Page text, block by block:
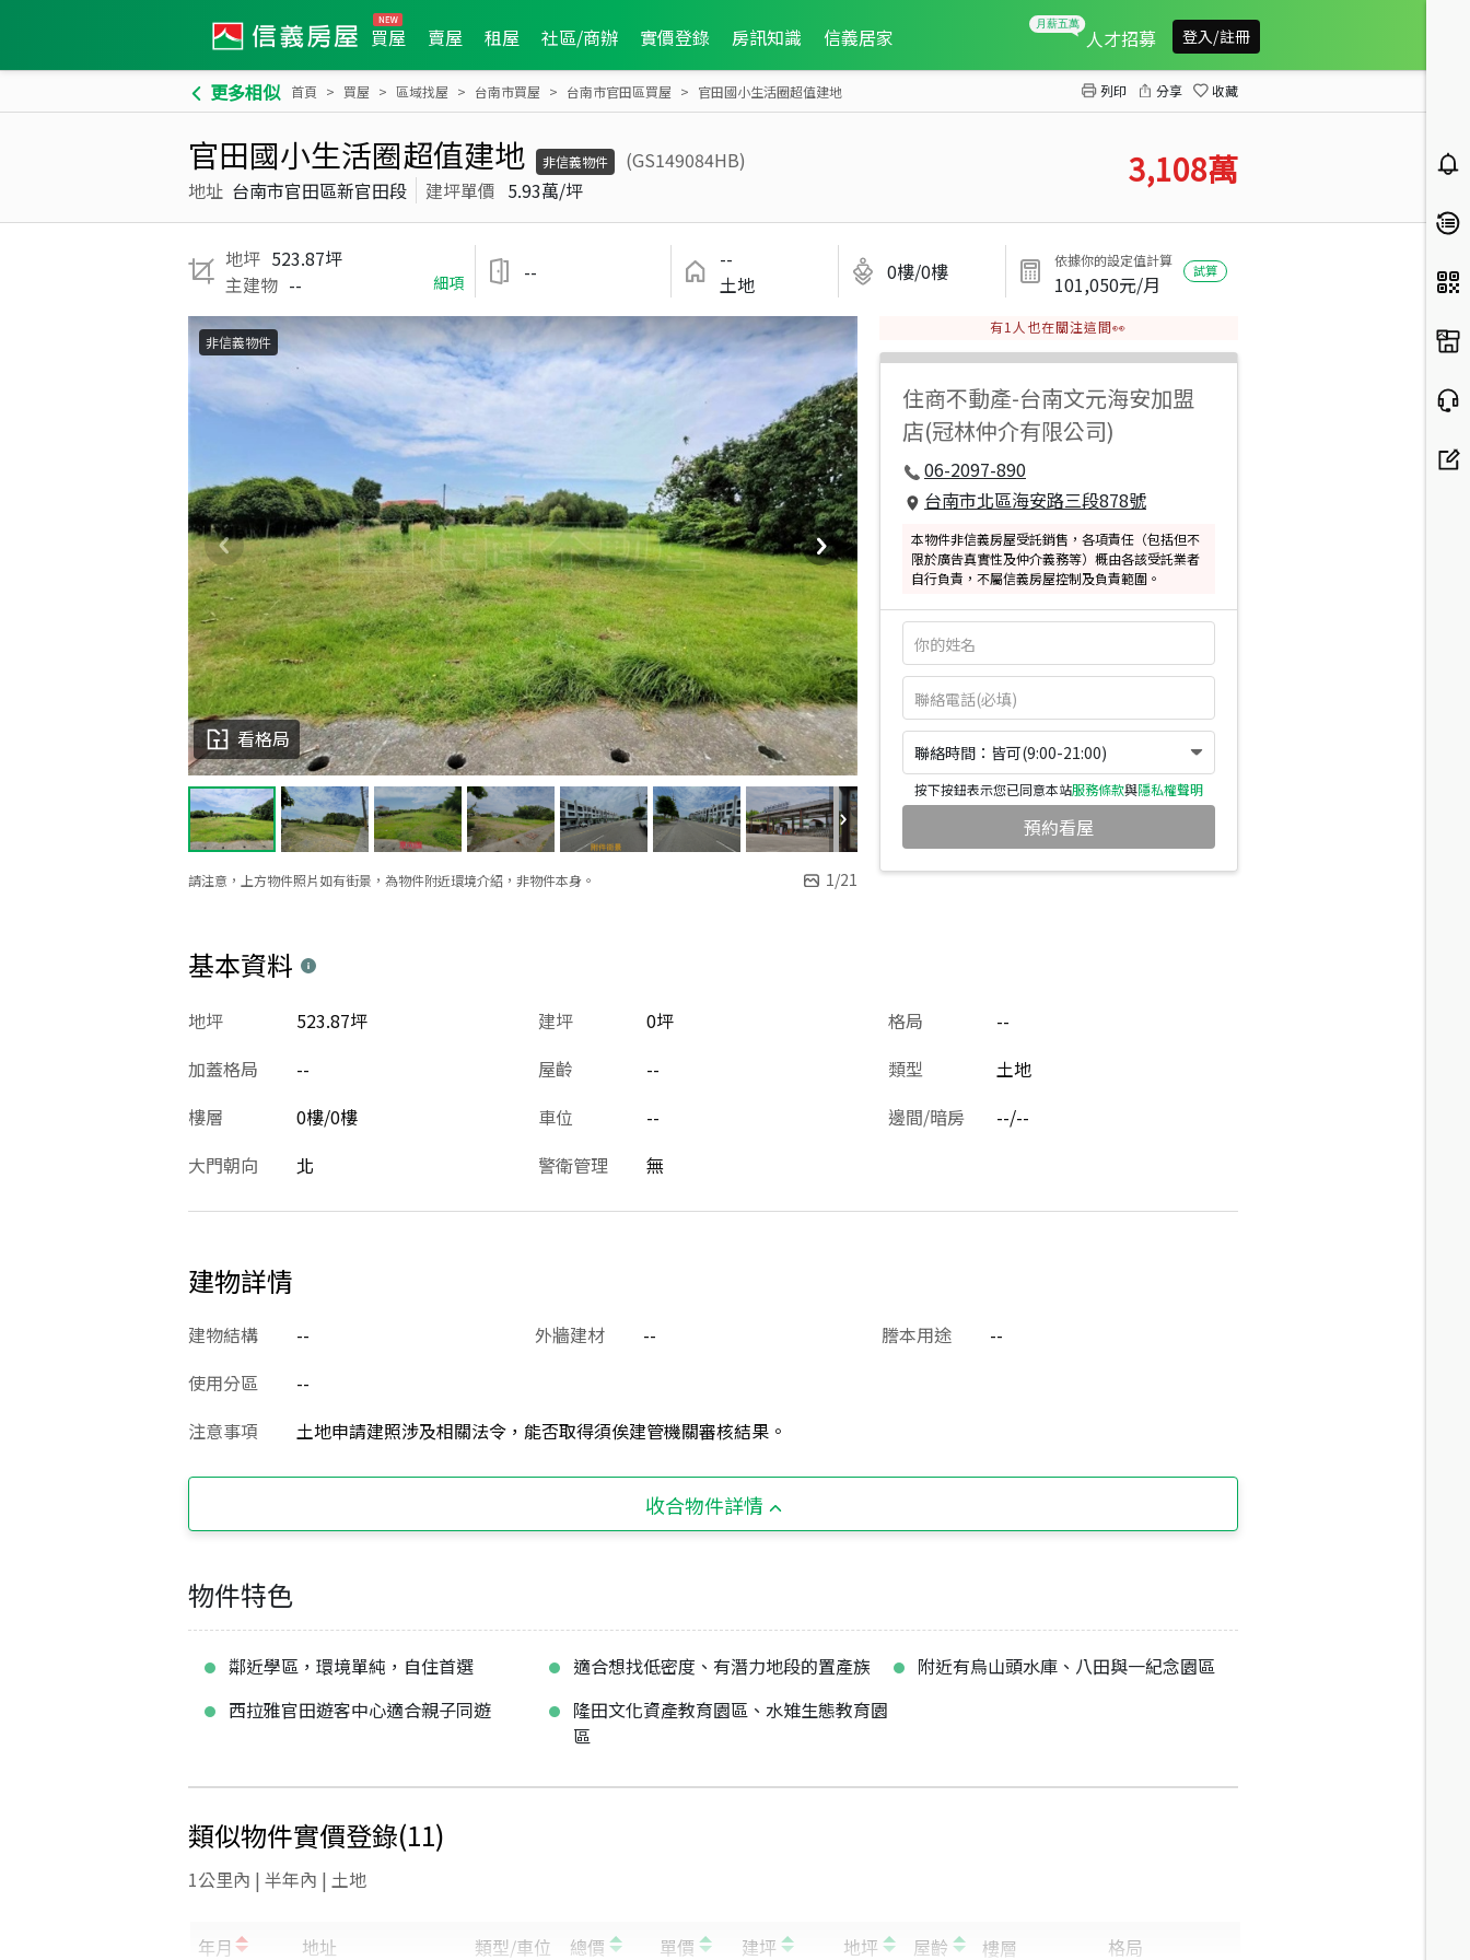
買屋 賣屋 租屋 社區/商辦 實價登錄 房訊知識 信義居家 人才招募 登入/註冊
更多相似 首頁 買屋 區域找屋 台南市買屋 台南市官田區買屋 官田國小生活圈超值建地 列印 分享 收藏
官田國小生活圈超值建地 非信義物件
(GS149084HB)
地址 台南市官田區新官田段 建坪單價 5.93萬/坪 3,108萬
地坪 523.87坪
主建物 -- 細項 --
--
土地
0樓/0樓 依據你的設定值計算
101,050元/月
試算
請注意，上方物件照片如有街景，為物件附近環境介紹，非物件本身。 1/21
看格局
非信義物件
有1 人也在關注這間👀
住商不動產-台南文元海安加盟
店(冠林仲介有限公司)
06-2097-890
台南市北區海安路三段878號
本物件非信義房屋受託銷售，各項責任（包括但不
限於廣告真實性及仲介義務等）概由各該受託業者
自行負責，不屬信義房屋控制及負責範圍。
聯絡時間：皆可(9:00-21:00)
按下按鈕表示您已同意本站服務條款與隱私權聲明
預約看屋
基本資料
建坪 0坪
地坪 523.87坪 格局
--
加蓋格局
-- 屋齡 -- 類型
土地
樓層
0樓/0樓 車位 -- 邊間/暗房
--/--
大門朝向
北 警衛管理 無
建物詳情
建物結構 -- 外牆建材 -- 謄本用途
--
使用分區
--
注意事項
土地申請建照涉及相關法令，能否取得須俟建管機關審核結果。
收合物件詳情
物件特色
鄰近學區，環境單純，自住首選 適合想找低密度、有潛力地段的置產族
附近有烏山頭水庫、八田與一紀念園區
西拉雅官田遊客中心適合親子同遊
隆田文化資產教育園區、水雉生態教育園
區
類似物件實價登錄(11)
1公里內 | 半年內 | 土地